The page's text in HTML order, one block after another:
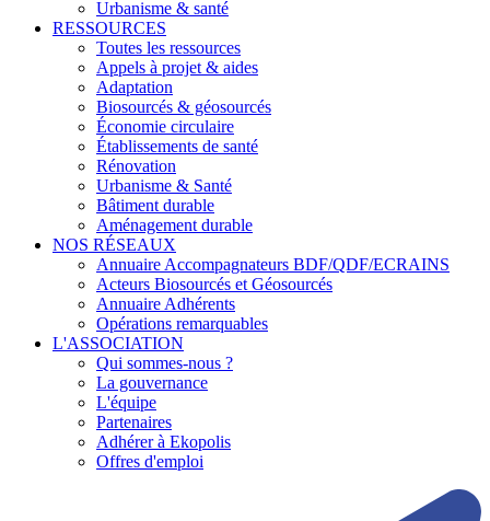
Urbanisme & santé
RESSOURCES
Toutes les ressources
Appels à projet & aides
Adaptation
Biosourcés & géosourcés
Économie circulaire
Établissements de santé
Rénovation
Urbanisme & Santé
Bâtiment durable
Aménagement durable
NOS RÉSEAUX
Annuaire Accompagnateurs BDF/QDF/ECRAINS
Acteurs Biosourcés et Géosourcés
Annuaire Adhérents
Opérations remarquables
L'ASSOCIATION
Qui sommes-nous ?
La gouvernance
L'équipe
Partenaires
Adhérer à Ekopolis
Offres d'emploi